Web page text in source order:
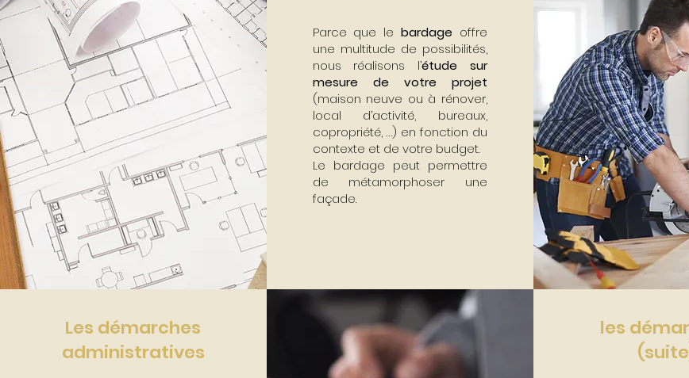
Parce que le bardage offre
une multitude de possibilités,
nous réalisons l’étude sur
mesure de votre projet
(maison neuve ou à rénover,
local d’activité, bureaux,
copropriété, …) en fonction du
contexte et de votre budget.
Le bardage peut permettre
de métamorphoser une
façade.
Les démarches
administratives
les